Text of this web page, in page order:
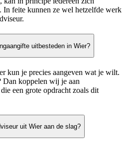
In feite kunnen ze wel hetzelfde werk
uitbesteden in Wier?
kun je precies aangeven wat je wilt.
Dan koppelen wij je aan
een grote opdracht zoals dit
uit Wier aan de slag?